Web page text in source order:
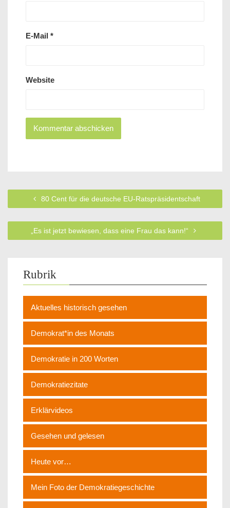
E-Mail *
Website
80 Cent für die deutsche EU-Ratspräsidentschaft
„Es ist jetzt bewiesen, dass eine Frau das kann!“
Rubrik
Aktuelles historisch gesehen
Demokrat*in des Monats
Demokratie in 200 Worten
Demokratiezitate
Erklärvideos
Gesehen und gelesen
Heute vor…
Mein Foto der Demokratiegeschichte